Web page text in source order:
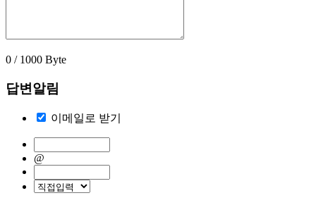
0 / 1000 Byte
답변알림
이메일로 받기
@